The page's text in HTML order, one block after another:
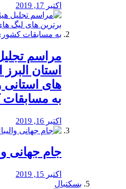
اکتبر 17, 2019
مراسم
استان
های استانی
به
اکتبر 16, 2019
جام جهانی
اکتبر 15, 2019
بسکتبال